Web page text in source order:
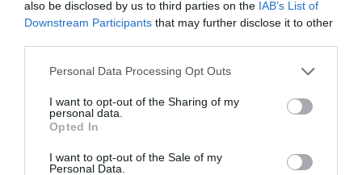
also be disclosed by us to third parties on the IAB’s List of
Downstream Participants that may further disclose it to other
Please note that this website/app uses one or more Google
not limited to your visit or usage behaviour. You may click to
grant or deny consent to Google and its third-party tags to
use your data for below specified purposes in below Google
consent section.
Personal Data Processing Opt Outs
I want to opt-out of the Sharing of my
personal data.
Opted In
I want to opt-out of the Sale of my
Personal Data.
Τσακίρης στα στελέχη της ελληνικής
αμυντικής βιομηχανίας ήταν ότι η ΕΤΕπ είναι
πιο αποφασισμένη και πρόθυμη από ποτέ να
χρηματοδοτήσει επενδύσεις που θα
θωρακίσουν την ελληνική και ευρωπαϊκή
βιομηχανία.